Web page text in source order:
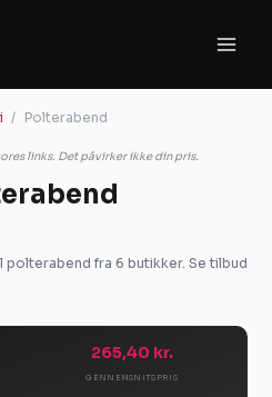
Polterabend
links. Det påvirker ikke din pris.
polterabend fra 6 butikker. Se tilbud
265,40 kr.
GENNEMSNITSPRIS